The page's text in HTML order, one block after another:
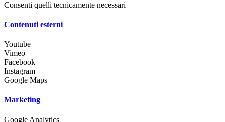
Consenti quelli tecnicamente necessari
Contenuti esterni
Youtube
Vimeo
Facebook
Instagram
Google Maps
Marketing
Google Analytics